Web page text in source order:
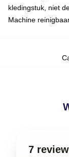
kledingstuk, niet
Machine
7